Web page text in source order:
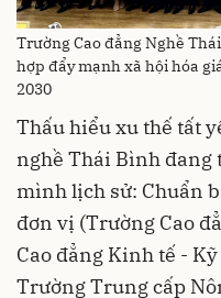
Trường Cao đẳng Nghề
hợp đẩy mạnh xã hội hóa
2030
Thấu hiểu xu thế tất
nghề Thái Bình đang
mình lịch sử: Chuẩn
đơn vị (Trường Cao
Cao đẳng Kinh tế -
Trường Trung cấp